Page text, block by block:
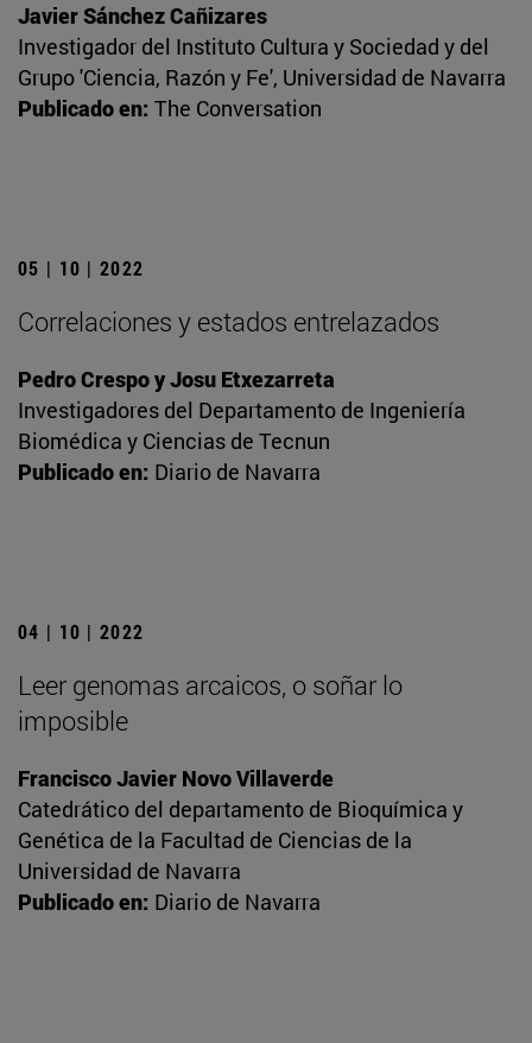
Javier Sánchez Cañizares
Investigador del Instituto Cultura y Sociedad y del
Grupo 'Ciencia, Razón y Fe', Universidad de Navarra
Publicado en: The Conversation
05 | 10 | 2022
Correlaciones y estados entrelazados
Pedro Crespo y Josu Etxezarreta
Investigadores del Departamento de Ingeniería
Biomédica y Ciencias de Tecnun
Publicado en: Diario de Navarra
04 | 10 | 2022
Leer genomas arcaicos, o soñar lo
imposible
Francisco Javier Novo Villaverde
Catedrático del departamento de Bioquímica y
Genética de la Facultad de Ciencias de la
Universidad de Navarra
Publicado en: Diario de Navarra